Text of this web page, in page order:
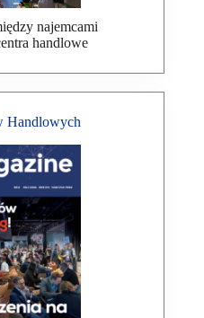
najemcami
handlowe
Handlowych